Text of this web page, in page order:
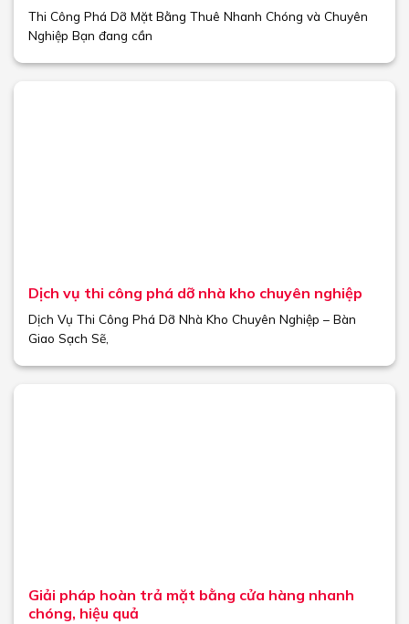
Thi Công Phá Dỡ Mặt Bằng Thuê Nhanh Chóng và Chuyên
Nghiệp Bạn đang cần
Dịch vụ thi công phá dỡ nhà kho chuyên nghiệp
Dịch Vụ Thi Công Phá Dỡ Nhà Kho Chuyên Nghiệp – Bàn
Giao Sạch Sẽ,
Giải pháp hoàn trả mặt bằng cửa hàng nhanh
chóng, hiệu quả